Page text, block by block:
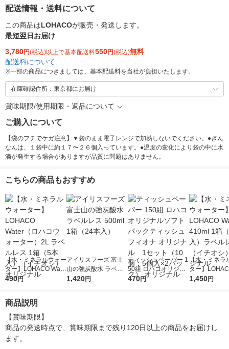
配送情報・送料について
この商品はLOHACOが販売・発送します。
最短翌日お届け
3,780円(税込)以上で基本配送料550円(税込)無料
配送料について
※一部の商品につきましては、基本配送料を当社が負担いたします。
在庫確認住所：東京都にお届け
賞味期限/使用期限・返品について
ご購入について
【袋のフチでケガ注意】▼袋のまま電子レンジで加熱しないでください。●ぎん
なんは、１袋中に約１７〜２６個入っています。●温度の変化により袋の中に水
滴が発生する場合がありますが品質に問題はありません。
こちらの商品もおすすめ
【水・ミネラルウォー
ター】LOHACO Wate
r（ロハコウォータ
シ） オリジナル
490円
アイリスフーズ 富士
山の強炭酸水 ラベル
レス 500ml 1箱（24
1,420円
ティッシュペーパー 1
50組 ロハコオリジナ
ルソフトパックティッ
470円
【水・ミネラ
ター】
r 410ml 1箱（
1,450円
商品説明
【賞味期限】
商品の発送時点で、賞味期限まで残り120日以上の商品をお届けし
ます。